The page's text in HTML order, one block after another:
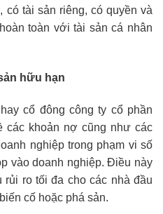
có tài sản riêng, có quyền và
toàn với tài sản cá nhân
hữu hạn
cổ đông công ty cổ phần
các khoản nợ cũng như các
nghiệp trong phạm vi số
vào doanh nghiệp. Điều này
rủi ro tối đa cho các nhà đầu
cố hoặc phá sản.